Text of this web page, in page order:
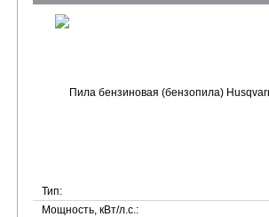
Тип:
Мощность, кВт/л.с.: